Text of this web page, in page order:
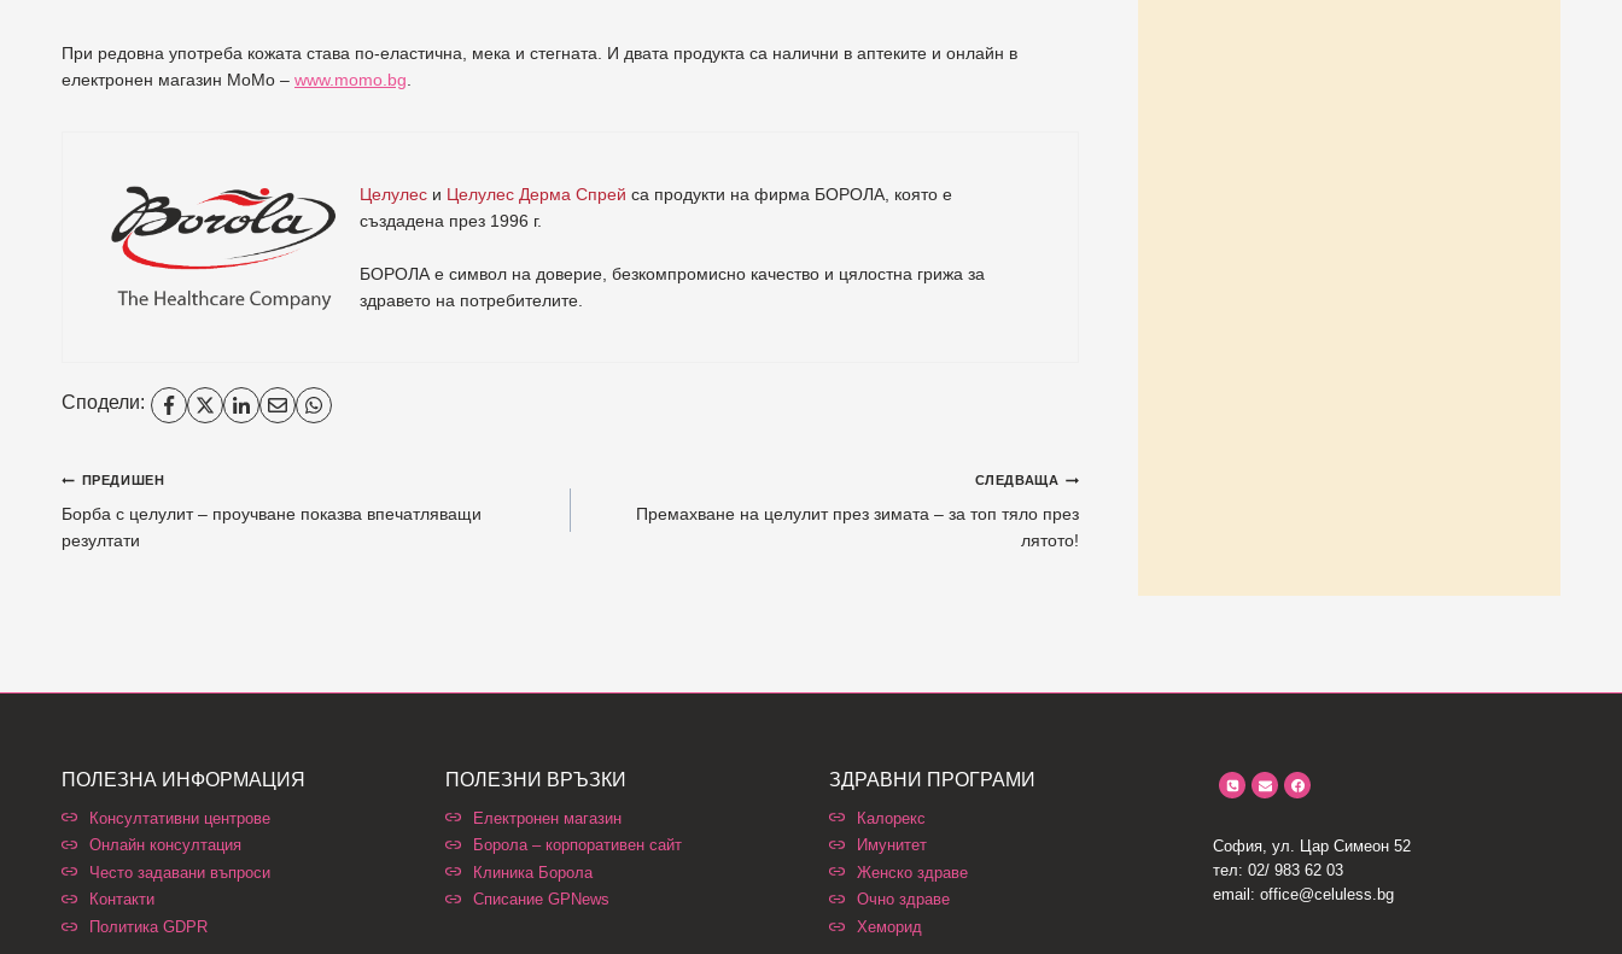
При редовна употреба кожата става по-еластична, мека и стегната. И двата продукта са налични в аптеките и онлайн в
електронен магазин МоМо – www.momo.bg.
Целулес и Целулес Дерма Спрей са продукти на фирма БОРОЛА, която е
създадена през 1996 г.
БОРОЛА е символ на доверие, безкомпромисно качество и цялостна грижа за
здравето на потребителите.
Сподели:
ПРЕДИШЕН
Борба с целулит – проучване показва впечатляващи
резултати
СЛЕДВАЩА
Премахване на целулит през зимата – за топ тяло през
лятото!
ПОЛЕЗНА ИНФОРМАЦИЯ
Консултативни центрове
Онлайн консултация
Често задавани въпроси
Контакти
Политика GDPR
ПОЛЕЗНИ ВРЪЗКИ
Електронен магазин
Борола – корпоративен сайт
Клиника Борола
Списание GPNews
ЗДРАВНИ ПРОГРАМИ
Калорекс
Имунитет
Женско здраве
Очно здраве
Хеморид
София, ул. Цар Симеон 52
тел: 02/ 983 62 03
email: office@celuless.bg